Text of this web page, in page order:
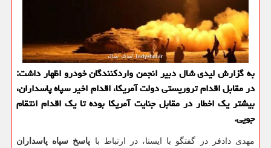
به گزارش لیدی شال دبیر انجمن واردكنندگان خودرو اظهار داشت:
در مقابل اقدام تروریستی دولت آمریكا، اقدام اخیر سپاه پاسداران،
بیشتر یك اخطار در مقابل جنایت آمریكا بوده تا یك اقدام انتقام
جویی.
مهدی دادفر در گفتگو با ایسنا، در ارتباط با پاسخ سپاه پاسداران